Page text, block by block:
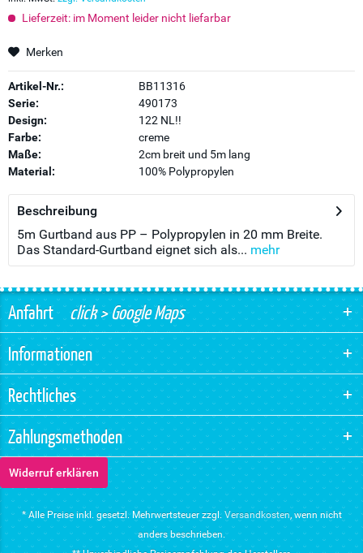
Lieferzeit: im Moment leider nicht liefarbar
Merken
Artikel-Nr.:
BB11316
Serie:
490173
Design:
122 NL!!
Farbe:
creme
Maße:
2cm breit und 5m lang
Material:
100% Polypropylen
Beschreibung
5m Gurtband aus PP – Polypropylen in 20 mm Breite.
Das Standard-Gurtband eignet sich als... mehr
Anfahrtclick > Google Maps
Informationen
Rechtliches
Zahlungsmethoden
Widerruf erklären
* Alle Preise inkl. gesetzl. Mehrwertsteuer zzgl. Versandkosten, wenn nicht
anders beschrieben.